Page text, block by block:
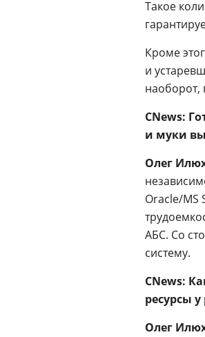
Такое
Кроме
и
наоборот,
CNews:
и муки
Олег
Oracle/MS
АБС. Со
систему.
CNews:
ресурсы
Олег